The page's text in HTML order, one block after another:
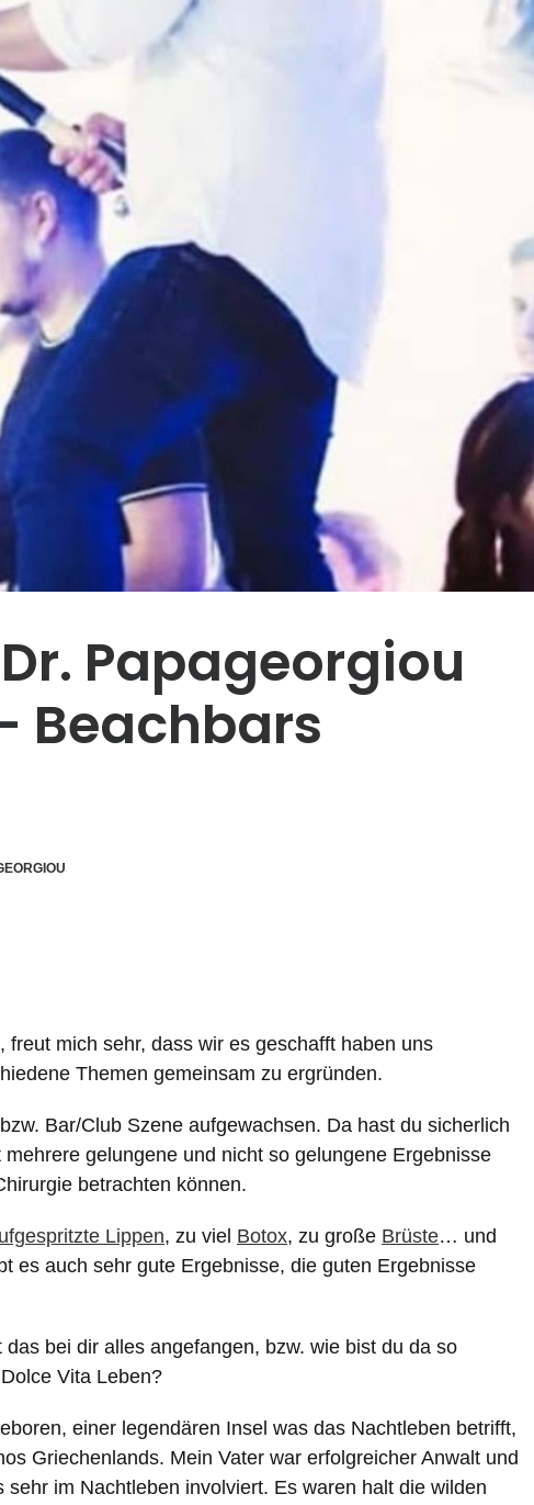
Papageorgiou
Beachbars
freut mich sehr, dass wir es geschafft haben uns
Themen gemeinsam zu ergründen.
Bar/Club Szene aufgewachsen. Da hast du sicherlich
gelungene und nicht so gelungene Ergebnisse
betrachten können.
Lippen, zu viel Botox, zu große Brüste… und
es auch sehr gute Ergebnisse, die guten Ergebnisse
das bei dir alles angefangen, bzw. wie bist du da so
Vita Leben?
einer legendären Insel was das Nachtleben betrifft,
Griechenlands. Mein Vater war erfolgreicher Anwalt und
sehr im Nachtleben involviert. Es waren halt die wilden